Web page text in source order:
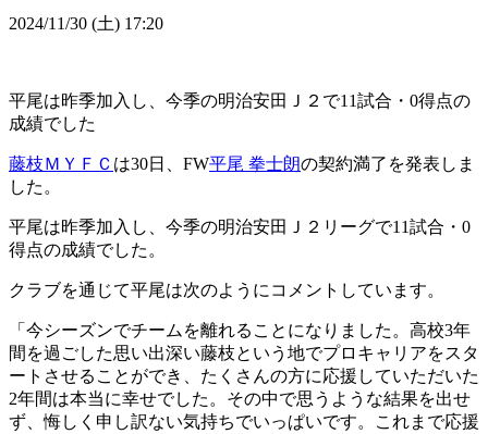
2024/11/30 (土) 17:20
平尾は昨季加入し、今季の明治安田Ｊ２で11試合・0得点の
成績でした
藤枝ＭＹＦＣ は30日、FW平尾 拳士朗の契約満了を発表しま
した。
平尾は昨季加入し、今季の明治安田Ｊ２リーグで11試合・0
得点の成績でした。
クラブを通じて平尾は次のようにコメントしています。
「今シーズンでチームを離れることになりました。高校3年
間を過ごした思い出深い藤枝という地でプロキャリアをスタ
ートさせることができ、たくさんの方に応援していただいた
2年間は本当に幸せでした。その中で思うような結果を出せ
ず、悔しく申し訳ない気持ちでいっぱいです。これまで応援